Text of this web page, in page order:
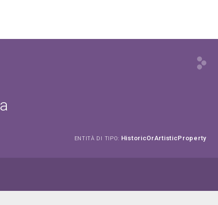
ENTITÀ DI TIPO: HistoricOrArtisticProperty